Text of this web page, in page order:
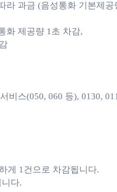
라 과금 (음성통화 기본제공
화 제공량 1초 차감,
스(050, 060 등), 0130,
게 1건으로 차감됩니다.
다.